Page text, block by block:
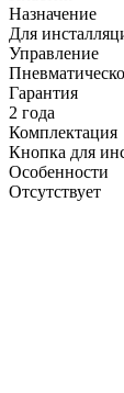
Назначение
Для
Управление
Гарантия
2 года
Комплектация
Кнопка для
Особенности
Отсутствует